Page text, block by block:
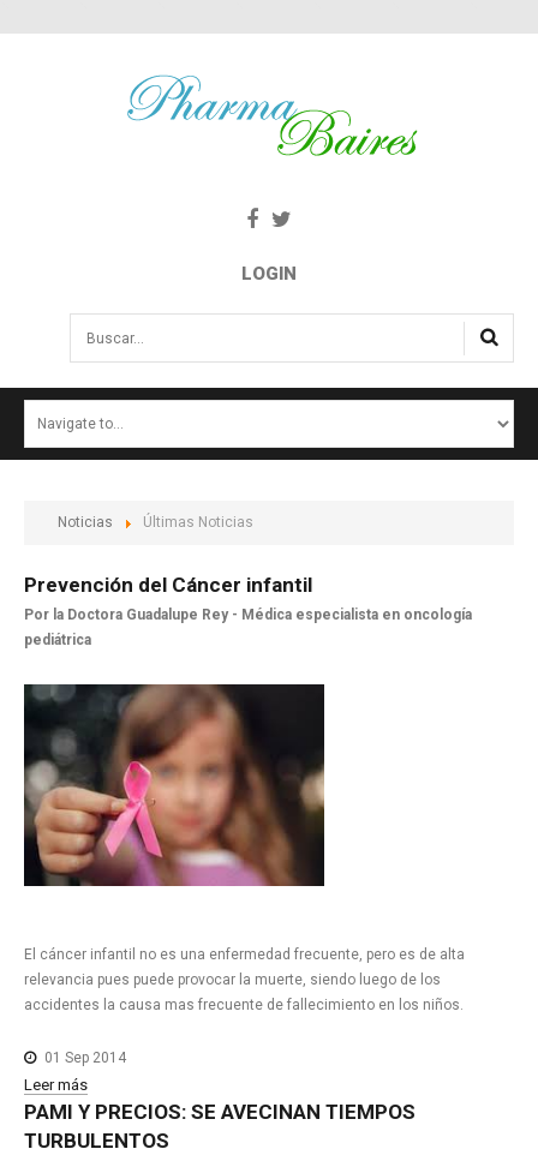
LOGIN
Buscar...
NOTICIAS
CONTACTO
Noticias Últimas Noticias
Prevención del Cáncer infantil
Por la Doctora Guadalupe Rey - Médica especialista en oncología
pediátrica
El cáncer infantil no es una enfermedad frecuente, pero es de alta
relevancia pues puede provocar la muerte, siendo luego de los
accidentes la causa mas frecuente de fallecimiento en los niños.
01 Sep 2014
Leer más
PAMI Y PRECIOS: SE AVECINAN TIEMPOS
TURBULENTOS